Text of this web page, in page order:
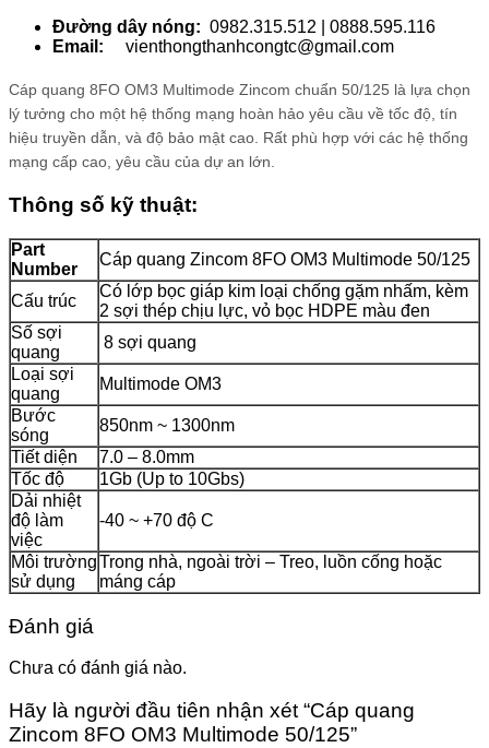
Đường dây nóng: 0982.315.512 | 0888.595.116
Email: vienthongthanhcongtc@gmail.com
Cáp quang 8FO OM3 Multimode Zincom chuẩn 50/125 là lựa chọn
lý tưởng cho một hệ thống mạng hoàn hảo yêu cầu về tốc độ, tín
hiệu truyền dẫn, và độ bảo mật cao. Rất phù hợp với các hệ thống
mạng cấp cao, yêu cầu của dự an lớn.
Thông số kỹ thuật:
Part
Number
Cáp quang Zincom 8FO OM3 Multimode 50/125
Cấu trúc
Có lớp bọc giáp kim loại chống gặm nhấm, kèm
2 sợi thép chịu lực, vỏ bọc HDPE màu đen
Số sợi
quang
8 sợi quang
Loại sợi
quang
Multimode OM3
Bước
sóng
850nm ~ 1300nm
Tiết diện
7.0 – 8.0mm
Tốc độ
1Gb (Up to 10Gbs)
Dải nhiệt
độ làm
việc
-40 ~ +70 độ C
Môi trường
sử dụng
Trong nhà, ngoài trời – Treo, luồn cống hoặc
máng cáp
Đánh giá
Chưa có đánh giá nào.
Hãy là người đầu tiên nhận xét “Cáp quang
Zincom 8FO OM3 Multimode 50/125”